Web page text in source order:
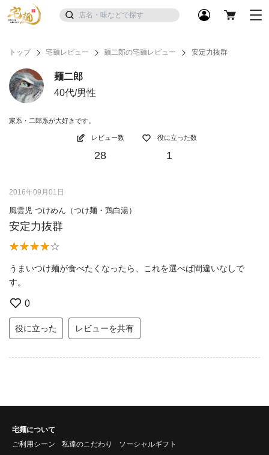
トップ 宅麺レビュー 麺二郎の宅麺レビュー 安定力抜群
麺二郎
40代/男性
家系・二郎系が大好きです。
レビュー数
28
役に立った数
1
2016年09月01日
風雲児 つけめん（つけ麺・鶏白湯）
安定力抜群
うまいつけ麺が食べたくなったら、これを選べば間違いなしで
す。
0
役に立った レビューを共有
宅麺について
ご利用シーン
私達のこだわり ソーシャルギフト